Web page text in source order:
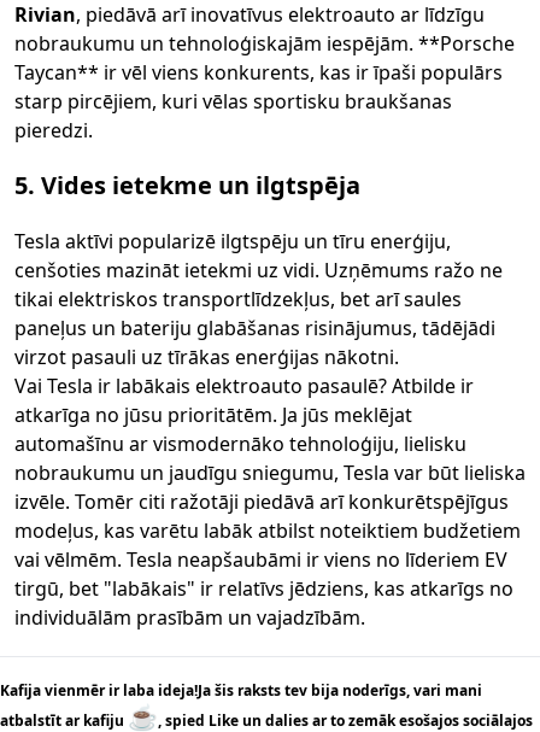
Rivian, piedāvā arī inovatīvus elektroauto ar līdzīgu
nobraukumu un tehnoloģiskajām iespējām. **Porsche
Taycan** ir vēl viens konkurents, kas ir īpaši populārs
starp pircējiem, kuri vēlas sportisku braukšanas
pieredzi.
5. Vides ietekme un ilgtspēja
Tesla aktīvi popularizē ilgtspēju un tīru enerģiju,
cenšoties mazināt ietekmi uz vidi. Uzņēmums ražo ne
tikai elektriskos transportlīdzekļus, bet arī saules
paneļus un bateriju glabāšanas risinājumus, tādējādi
virzot pasauli uz tīrākas enerģijas nākotni.
Vai Tesla ir labākais elektroauto pasaulē? Atbilde ir
atkarīga no jūsu prioritātēm. Ja jūs meklējat
automašīnu ar vismodernāko tehnoloģiju, lielisku
nobraukumu un jaudīgu sniegumu, Tesla var būt lieliska
izvēle. Tomēr citi ražotāji piedāvā arī konkurētspējīgus
modeļus, kas varētu labāk atbilst noteiktiem budžetiem
vai vēlmēm. Tesla neapšaubāmi ir viens no līderiem EV
tirgū, bet "labākais" ir relatīvs jēdziens, kas atkarīgs no
individuālām prasībām un vajadzībām.
Kafija vienmēr ir laba ideja!Ja šis raksts tev bija noderīgs, vari mani
atbalstīt ar kafiju ☕, spied Like un dalies ar to zemāk esošajos sociālajos